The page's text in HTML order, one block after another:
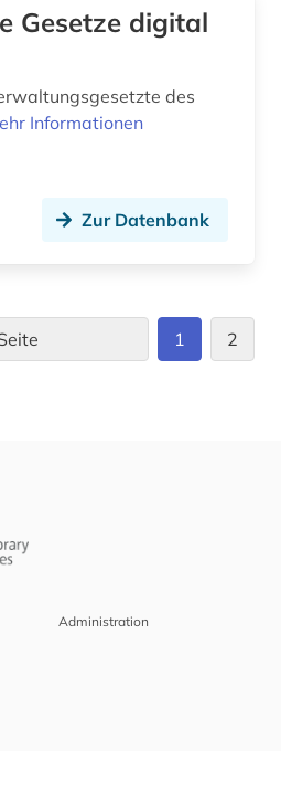
Gesetze digital
des
Informationen
Zur Datenbank
1 2
Administration